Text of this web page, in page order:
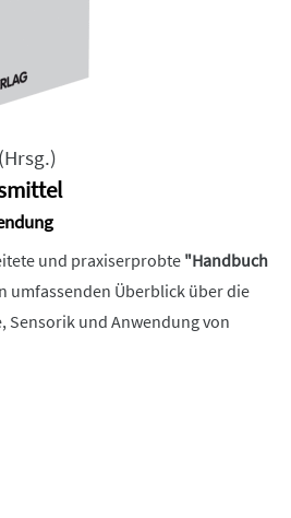
(Hrsg.)
und praxiserprobte "Handbuch
umfassenden Überblick über die
Sensorik und Anwendung von